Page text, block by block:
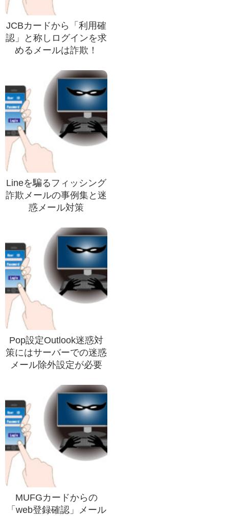
JCBカードから「利用確
認」と称しログインを求
めるメールは詐欺！
Lineを騙るフィッシング
詐欺メールの事例集と迷
惑メール対策
Pop設定Outlook迷惑対
策にはサーバーでの迷惑
メール除外設定が必要
MUFGカードからの
「web登録確認」メール